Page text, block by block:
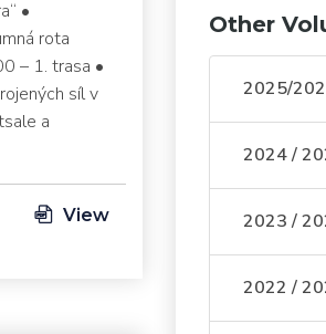
•
rota
– 1. trasa •
síl v
a
View
Other
2025/
2024 /
2023 /
2022 /